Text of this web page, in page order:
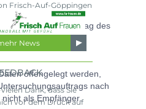
Daten im Auftrag des
offengelegt werden,
nach
als Empfänger.
Frisch-Auf-Göppingen
News
Dank, dass Sie
vor dem Druck auf